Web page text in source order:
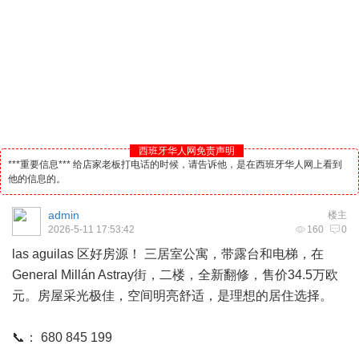
西班牙华人网免责声明
***重要信息*** 给店家老板打电话的时候，请告诉他，是在西班牙华人网上看到
他的信息的。
楼主
admin
160 0
2026-5-11 17:53:42
las aguilas 区好房源！ 三居室公寓，带露台和电梯，在
General Millán Astray街，二楼，全新翻修，售价34.5万欧
元。房屋采光极佳，空间明亮舒适，是理想的居住选择。
​📞： 680 845 199